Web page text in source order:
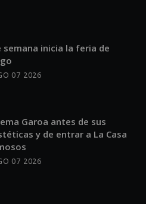
semana inicia la feria de
07 2026
Garoa antes de sus
y de entrar a La Casa
07 2026